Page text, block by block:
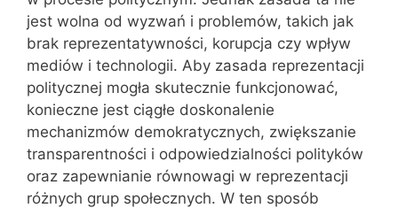
jest wolna od wyzwań i problemów, takich jak
brak reprezentatywności, korupcja czy wpływ
mediów i technologii. Aby zasada reprezentacji
politycznej mogła skutecznie funkcjonować,
konieczne jest ciągłe doskonalenie
mechanizmów demokratycznych, zwiększanie
transparentności i odpowiedzialności polityków
oraz zapewnianie równowagi w reprezentacji
różnych grup społecznych. W ten sposób